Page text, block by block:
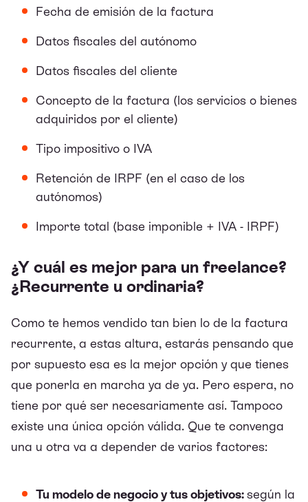
Fecha de emisión de la factura
Datos fiscales del autónomo
Datos fiscales del cliente
Concepto de la factura (los servicios o bienes
adquiridos por el cliente)
Tipo impositivo o IVA
Retención de IRPF (en el caso de los
autónomos)
Importe total (base imponible + IVA - IRPF)
¿Y cuál es mejor para un freelance?
¿Recurrente u ordinaria?
Como te hemos vendido tan bien lo de la factura
recurrente, a estas altura, estarás pensando que
por supuesto esa es la mejor opción y que tienes
que ponerla en marcha ya de ya. Pero espera, no
tiene por qué ser necesariamente así. Tampoco
existe una única opción válida. Que te convenga
una u otra va a depender de varios factores:
Tu modelo de negocio y tus objetivos:según la